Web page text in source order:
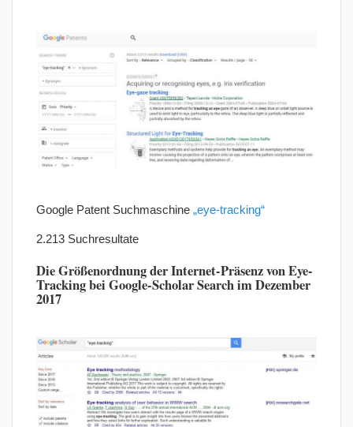
Google Patent Suchmaschine „eye-tracking“
2.213 Suchresultate
Die Größenordnung der Internet-Präsenz von Eye-
Tracking bei Google-Scholar Search im Dezember
2017